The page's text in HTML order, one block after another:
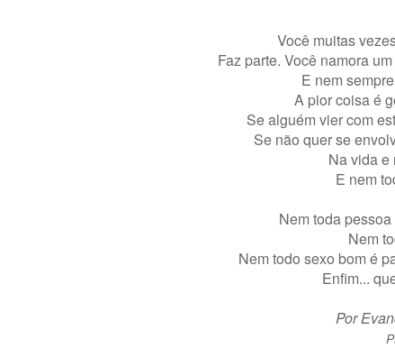
Você muitas
Faz parte. Você namora
E nem
A pior coisa é
Se alguém vier com
Se não quer se
Na vida e
E nem
Nem toda
Nem
Nem todo sexo bom é
Enfim...
Por